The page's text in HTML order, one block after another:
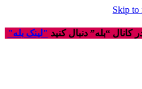
Skip to
کانال “بله” دنبال کنید "لینک بله"